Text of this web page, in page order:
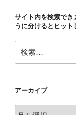
ン
サイト内を検索で
うに分けるとヒット
索:
アーカイブ